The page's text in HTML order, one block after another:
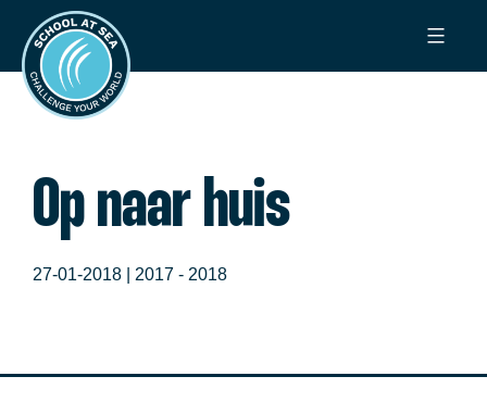
naar
inhoud
School
at
Sea
Op naar huis
27-01-2018 | 2017 - 2018